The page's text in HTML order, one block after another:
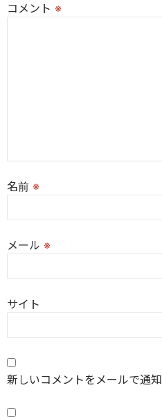
コメント ※
名前 ※
メール ※
サイト
新しいコメントをメールで通知